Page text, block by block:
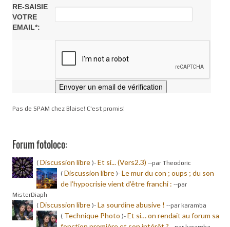
RE-SAISIE
VOTRE
EMAIL*:
Pas de SPAM chez Blaise! C'est promis!
Forum fotoloco:
( Discussion libre )- Et si... (Vers2.3) --par Theodoric
( Discussion libre )- Le mur du con ; oups ; du son
de l’hypocrisie vient d’être franchi : --par
MisterDiaph
( Discussion libre )- La sourdine abusive ! --par karamba
( Technique Photo )- Et si… on rendait au forum sa